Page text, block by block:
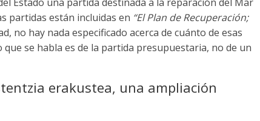
partidas están incluidas en “El Plan de Recuperación;
, no hay nada especificado acerca de cuánto de esas
que se habla es de la partida presupuestaria, no de un
erakustea, una ampliación